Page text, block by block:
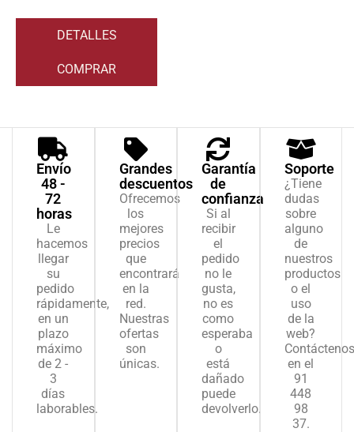
DETALLES
COMPRAR
Envío
48 -
72
horas
Le
hacemos
llegar
su
pedido
rápidamente,
en un
plazo
máximo
de 2 -
3
días
laborables.
Grandes
descuentos
Ofrecemos
los
mejores
precios
que
encontrará
en la
red.
Nuestras
ofertas
son
únicas.
Garantía
de
confianza
Si al
recibir
el
pedido
no le
gusta,
no es
como
esperaba
o
está
dañado
puede
devolverlo.
Soporte
¿Tiene
dudas
sobre
alguno
de
nuestros
productos
o el
uso
de la
web?
Contáctenos
en el
91
448
98
37.